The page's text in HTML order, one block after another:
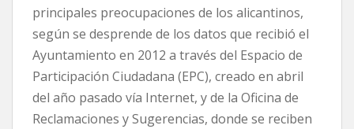
principales preocupaciones de los alicantinos,
según se desprende de los datos que recibió el
Ayuntamiento en 2012 a través del Espacio de
Participación Ciudadana (EPC), creado en abril
del año pasado vía Internet, y de la Oficina de
Reclamaciones y Sugerencias, donde se reciben